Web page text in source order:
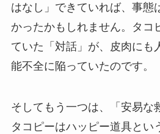
はなし」できていれば、事態
かったかもしれません。タコ
ていた「対話」が、皮肉にも
能不全に陥っていたのです。
そしてもう一つは、「安易な
タコピーはハッピー道具とい